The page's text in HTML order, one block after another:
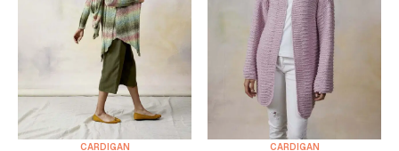
CARDIGAN CARDIGAN